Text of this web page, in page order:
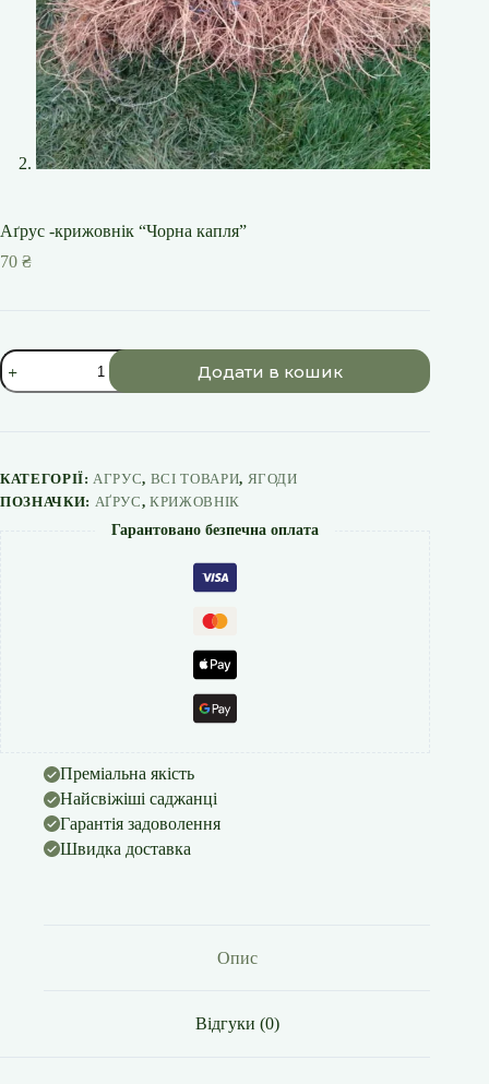
Аґрус -крижовнік “Чорна капля”
70 ₴
Аґрус
-крижовнік
"Чорна
Додати в кошик
КАТЕГОРІЇ:АГРУС, ВСІ ТОВАРИ, ЯГОДИ
ПОЗНАЧКИ: АҐРУС,КРИЖОВНІК
Гарантовано безпечна оплата
Преміальна якість
Найсвіжіші саджанці
Гарантія задоволення
Швидка доставка
Опис
Відгуки (0)